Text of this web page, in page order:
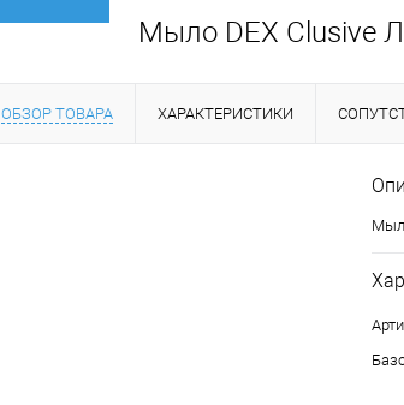
Мыло DEX Clusive
ОБЗОР ТОВАРА ХАРАКТЕРИСТИКИ